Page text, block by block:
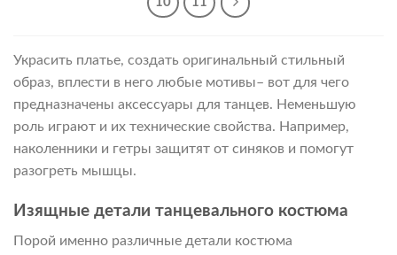
Украсить платье, создать оригинальный стильный
образ, вплести в него любые мотивы– вот для чего
предназначены аксессуары для танцев. Неменьшую
роль играют и их технические свойства. Например,
наколенники и гетры защитят от синяков и помогут
разогреть мышцы.
Изящные детали танцевального костюма
Порой именно различные детали костюма